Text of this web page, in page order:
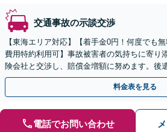
交通事故の示談交渉
【東海エリア対応】【着手金0円！何度でも
費用特約利用可】事故被害者の気持ちに寄り
険会社と交渉し、賠償金増額に努めます。後
ップ実績も多数。事故直後の方もまずはご相
料金表を見る
電話でお問い合わせ